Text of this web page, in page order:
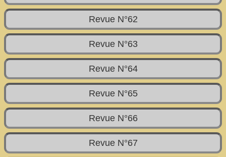
Revue N°62
Revue N°63
Revue N°64
Revue N°65
Revue N°66
Revue N°67